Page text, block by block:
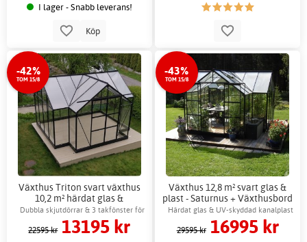
I lager - Snabb leverans!
Köp
-42%
TOM 15/8
Växthus Triton svart växthus
10,2 m² härdat glas &
kanalplast + Växthusbord
Dubbla skjutdörrar & 3 takfönster för
ventilation
22595 kr 13195 kr
-43%
TOM 15/8
Växthus 12,8 m² svart glas &
plast - Saturnus + Växthusbord
Härdat glas & UV-skyddad kanalplast
29595 kr 16995 kr